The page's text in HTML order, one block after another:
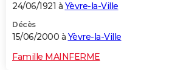
24/06/1921 à Yèvre-la-Ville
Décès
15/06/2000 à Yèvre-la-Ville
Famille MAINFERME